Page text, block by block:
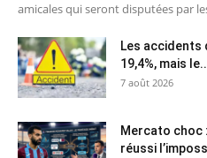
amicales qui seront disputées par
Les accidents
19,4%, mais
7 août 2026
Mercato choc
réussi